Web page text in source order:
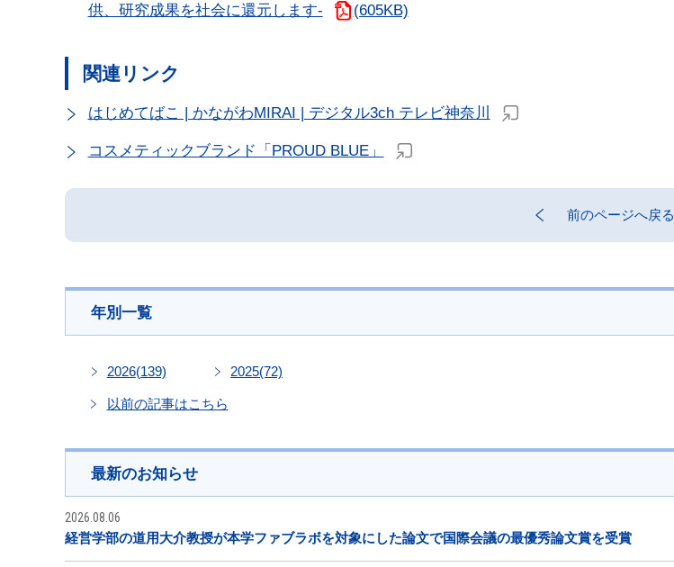
供、研究成果を社会に還元します-
(605KB)
関連リンク
はじめてばこ | かながわMIRAI | デジタル3ch テレビ神奈川
コスメティックブランド「PROUD BLUE」
前のページへ戻る
年別一覧
2026(139) 2025(72)
以前の記事はこちら
最新のお知らせ
2026.08.06
経営学部の道用大介教授が本学ファブラボを対象にした論文で国際会議の最優秀論文賞を受賞